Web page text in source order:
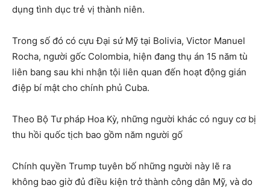
dụng tình dục trẻ vị thành niên.
Trong số đó có cựu Đại sứ Mỹ tại Bolivia, Victor Manuel
Rocha, người gốc Colombia, hiện đang thụ án 15 năm tù
liên bang sau khi nhận tội liên quan đến hoạt động gián
điệp bí mật cho chính phủ Cuba.
Theo Bộ Tư pháp Hoa Kỳ, những người khác có nguy cơ bị
thu hồi quốc tịch bao gồm năm người gố
Chính quyền Trump tuyên bố những người này lẽ ra
không bao giờ đủ điều kiện trở thành công dân Mỹ, và do